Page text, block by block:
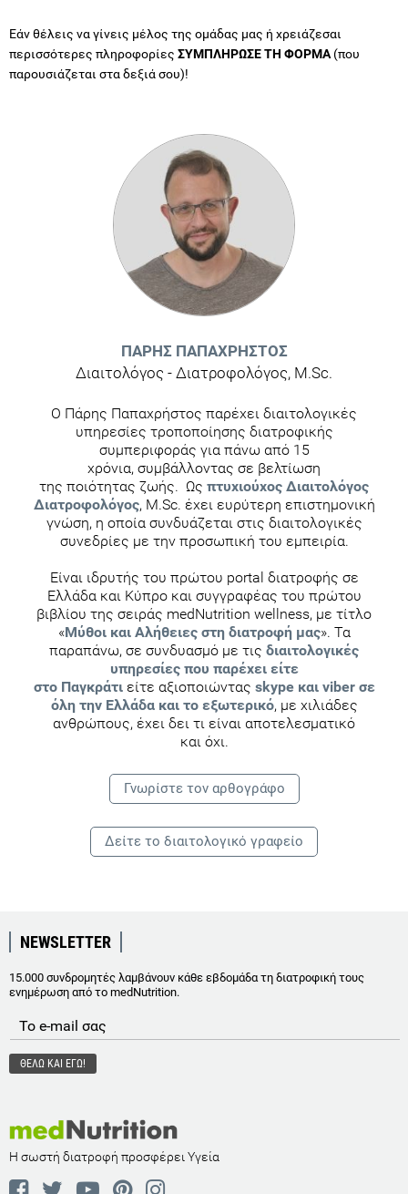
Εάν θέλεις να γίνεις μέλος της ομάδας μας ή χρειάζεσαι
περισσότερες πληροφορίες ΣΥΜΠΛΗΡΩΣΕ ΤΗ ΦΟΡΜΑ (που
παρουσιάζεται στα δεξιά σου)!
ΠΆΡΗΣ ΠΑΠΑΧΡΉΣΤΟΣ
Διαιτολόγος - Διατροφολόγος, M.Sc.
Ο Πάρης Παπαχρήστος παρέχει διαιτολογικές
υπηρεσίες τροποποίησης διατροφικής
συμπεριφοράς για πάνω από 15
χρόνια, συμβάλλοντας σε βελτίωση
της ποιότητας ζωής. Ως πτυχιούχος Διαιτολόγος
Διατροφολόγος, M.Sc. έχει ευρύτερη επιστημονική
γνώση, η οποία συνδυάζεται στις διαιτολογικές
συνεδρίες με την προσωπική του εμπειρία.
Είναι ιδρυτής του πρώτου portal διατροφής σε
Ελλάδα και Κύπρο και συγγραφέας του πρώτου
βιβλίου της σειράς medNutrition wellness, με τίτλο
«Μύθοι και Αλήθειες στη διατροφή μας». Τα
παραπάνω, σε συνδυασμό με τις διαιτολογικές
υπηρεσίες που παρέχει είτε
στο Παγκράτι είτε αξιοποιώντας skype και viber σε
όλη την Ελλάδα και το εξωτερικό, με χιλιάδες
ανθρώπους, έχει δει τι είναι αποτελεσματικό
και όχι.
Γνωρίστε τoν αρθογράφο
Δείτε το διαιτολογικό γραφείο
NEWSLETTER
15.000 συνδρομητές λαμβάνουν κάθε εβδομάδα τη διατροφική τους
ενημέρωση από το medNutrition.
Η σωστή διατροφή προσφέρει Υγεία